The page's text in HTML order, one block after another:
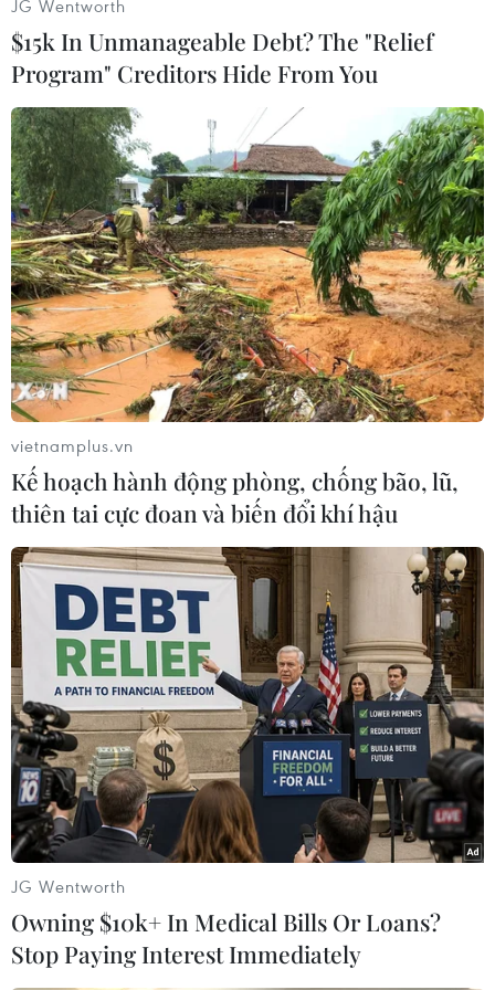
đường sắt./.
Trà My (Vietnam+)
#Ấn Độ #Đường sắt #Xác chết
#Chậm giờ
Ấn Độ
Theo dõi VietnamPlus
TIN CÙNG CHUYÊN MỤC
Chưa có bằng chứng truyền máu trẻ
giúp chống lão hóa
06/08/2026 23:16
JG Wentworth
$15k In Unmanageable Debt? The "Relief
Program" Creditors Hide From You
vietnamplus.vn
Kế hoạch hành động phòng, chống bão, lũ,
thiên tai cực đoan và biến đổi khí hậu
JG Wentworth
Owning $10k+ In Medical Bills Or Loans?
Stop Paying Interest Immediately